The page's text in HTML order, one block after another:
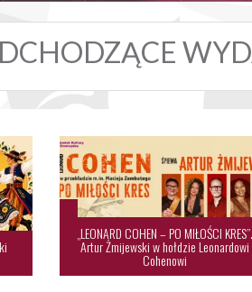
„LEONARD COHEN – PO MIŁOŚCI KRES”.
Artur Żmijewski w hołdzie Leonardowi
Cohenowi